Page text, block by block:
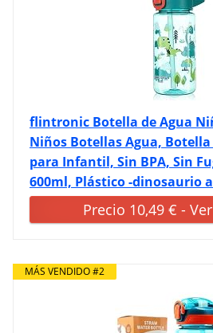
flintronic Botella de Agua
Niños Botellas Agua,
para Infantil, Sin BPA, Sin
600ml, Plástico -dinosaurio
Precio 10,49 € -
MÁS VENDIDO #2